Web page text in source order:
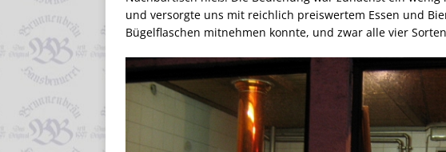
und versorgte uns mit reichlich preiswertem Essen und
Bügelflaschen mitnehmen konnte, und zwar alle vier